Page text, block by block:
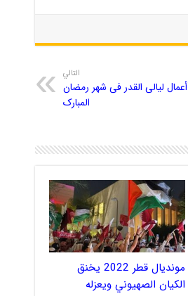
التالي
أعمال لیالی القدر فی شهر رمضان
المبارک
مونديال قطر 2022 يخنق
الكيان الصهيوني ويعزله